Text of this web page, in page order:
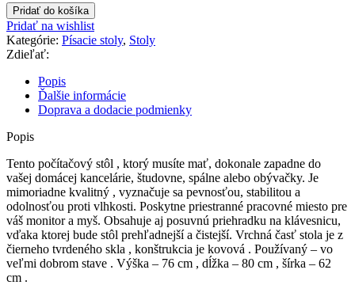
množstvo
Stôl
počítačový
Pridať do košíka
Pridať na wishlist
Kategórie: Písacie stoly, Stoly
Zdieľať:
Popis
Ďalšie informácie
Doprava a dodacie podmienky
Popis
Tento počítačový stôl , ktorý musíte mať, dokonale zapadne do
vašej domácej kancelárie, študovne, spálne alebo obývačky. Je
mimoriadne kvalitný , vyznačuje sa pevnosťou, stabilitou a
odolnosťou proti vlhkosti. Poskytne priestranné pracovné miesto pre
váš monitor a myš. Obsahuje aj posuvnú priehradku na klávesnicu,
vďaka ktorej bude stôl prehľadnejší a čistejší. Vrchná časť stola je z
čierneho tvrdeného skla , konštrukcia je kovová . Používaný – vo
veľmi dobrom stave . Výška – 76 cm , dĺžka – 80 cm , šírka – 62
cm .